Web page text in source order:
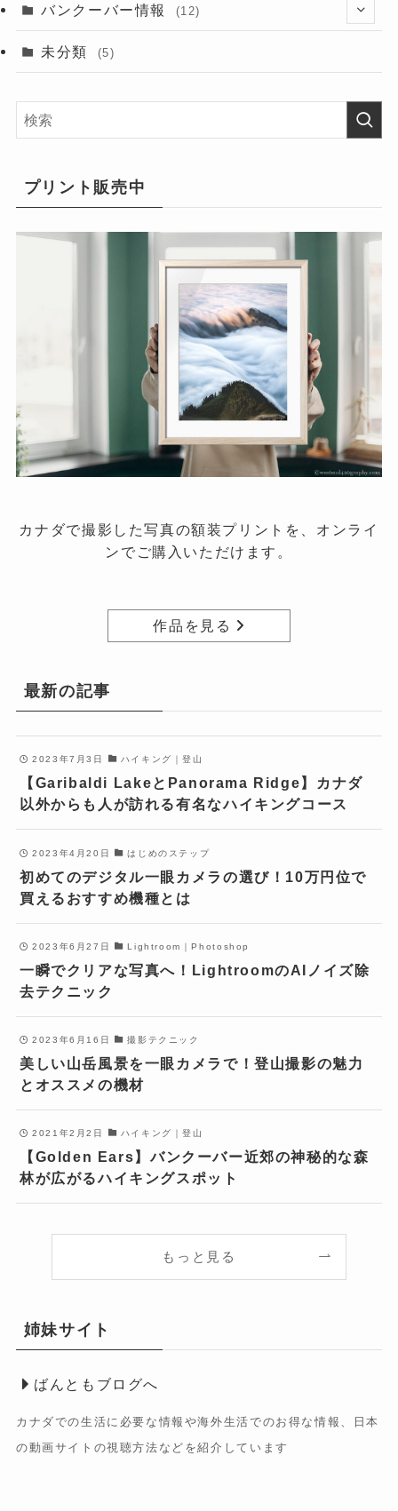
(2)
(10)
バンクーバー情報 (12)
未分類 (5)
プリント販売中
カナダで撮影した写真の額装プリントを、オンライ
ンでご購入いただけます。
作品を見る
最新の記事
2023年7月3日 ハイキング｜登山
【Garibaldi LakeとPanorama Ridge】カナダ
以外からも人が訪れる有名なハイキングコース
2023年4月20日 はじめのステップ
初めてのデジタル一眼カメラの選び！10万円位で
買えるおすすめ機種とは
2023年6月27日 Lightroom｜Photoshop
一瞬でクリアな写真へ！LightroomのAIノイズ除
去テクニック
2023年6月16日 撮影テクニック
美しい山岳風景を一眼カメラで！登山撮影の魅力
とオススメの機材
2021年2月2日 ハイキング｜登山
【Golden Ears】バンクーバー近郊の神秘的な森
林が広がるハイキングスポット
もっと見る
姉妹サイト
ばんともブログへ
カナダでの生活に必要な情報や海外生活でのお得な情報、日本
の動画サイトの視聴方法などを紹介しています